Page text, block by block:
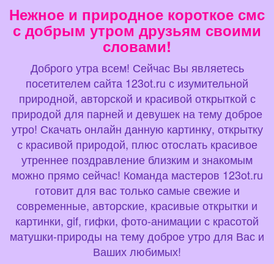
Нежное и природное короткое смс
с добрым утром друзьям своими
словами!
Доброго утра всем! Сейчас Вы являетесь
посетителем сайта 123ot.ru с изумительной
природной, авторской и красивой открыткой с
природой для парней и девушек на тему доброе
утро! Скачать онлайн данную картинку, открытку
с красивой природой, плюс отослать красивое
утреннее поздравление близким и знакомым
можно прямо сейчас! Команда мастеров 123ot.ru
готовит для вас только самые свежие и
современные, авторские, красивые открытки и
картинки, gif, гифки, фото-анимации с красотой
матушки-природы на тему доброе утро для Вас и
Ваших любимых!